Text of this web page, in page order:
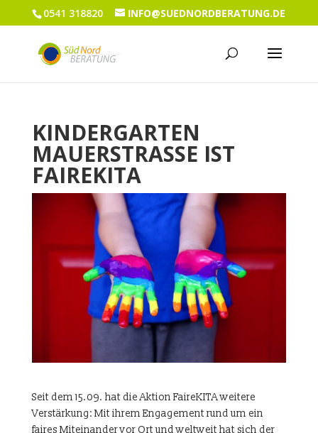
0541 318820 INFO@SUEDNORDBERATUNG.DE
KINDERGARTEN
MAUERSTRASSE IST F
AIREKITA
Seit dem 15.09. hat die Aktion FaireKITA weitere
Verstärkung: Mit ihrem Engagement rund um ein
faires Miteinander vor Ort und weltweit hat sich der